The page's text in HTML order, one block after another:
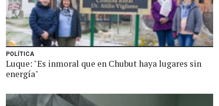
POLÍTICA
Luque: "Es inmoral que en Chubut haya lugares sin
energía"